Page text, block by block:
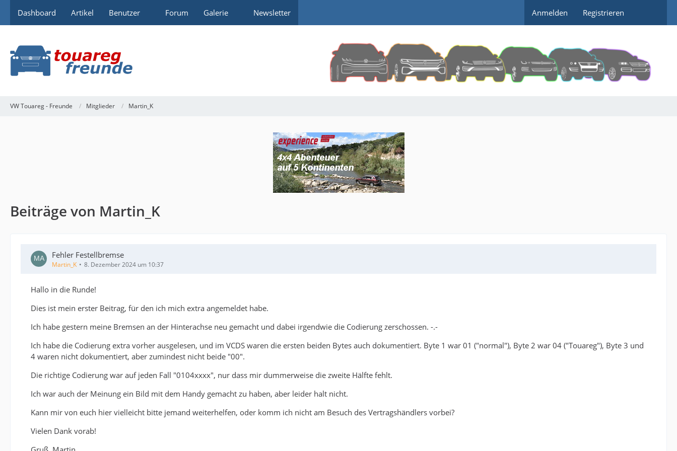
Dashboard Artikel Benutzer Forum Galerie Newsletter Anmelden Registrieren
VW Touareg - Freunde Mitglieder Martin_K
Beiträge von Martin_K
Fehler Festellbremse
Martin_K 8. Dezember 2024 um 10:37
Hallo in die Runde!
Dies ist mein erster Beitrag, für den ich mich extra angemeldet habe.
Ich habe gestern meine Bremsen an der Hinterachse neu gemacht und dabei irgendwie die Codierung zerschossen. -.-
Ich habe die Codierung extra vorher ausgelesen, und im VCDS waren die ersten beiden Bytes auch dokumentiert. Byte 1 war 01 ("normal"), Byte 2 war 04 ("Touareg"), Byte 3 und
4 waren nicht dokumentiert, aber zumindest nicht beide "00".
Die richtige Codierung war auf jeden Fall "0104xxxx", nur dass mir dummerweise die zweite Hälfte fehlt.
Ich war auch der Meinung ein Bild mit dem Handy gemacht zu haben, aber leider halt nicht.
Kann mir von euch hier vielleicht bitte jemand weiterhelfen, oder komm ich nicht am Besuch des Vertragshändlers vorbei?
Vielen Dank vorab!